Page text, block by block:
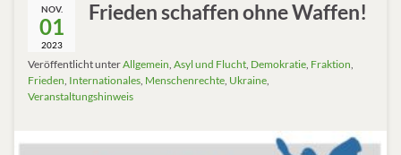
NOV.
01
2023
Frieden schaffen ohne Waffen!
Veröffentlicht unterAllgemein, Asyl und Flucht, Demokratie, Fraktion,
Frieden, Internationales, Menschenrechte, Ukraine,
Veranstaltungshinweis